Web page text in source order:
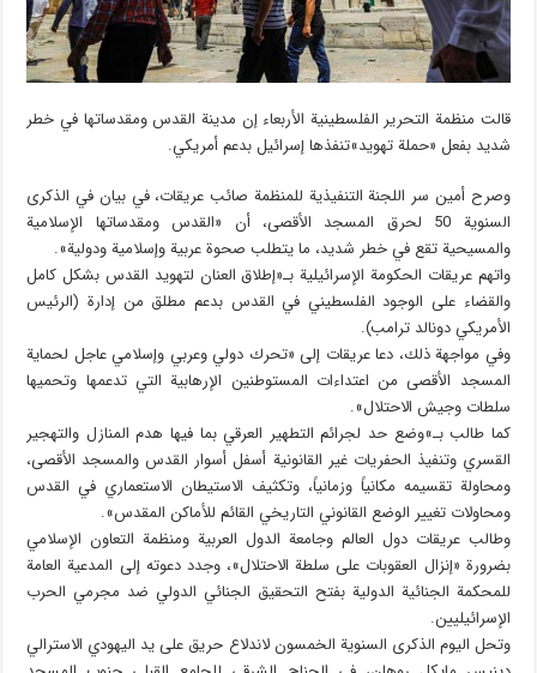
قالت منظمة التحرير الفلسطينية الأربعاء إن مدينة القدس ومقدساتها في خطر
شديد بفعل «حملة تهويد»تنفذها إسرائيل بدعم أمريكي.
وصرح أمين سر اللجنة التنفيذية للمنظمة صائب عريقات، في بيان في الذكرى
السنوية 50 لحرق المسجد الأقصى، أن «القدس ومقدساتها الإسلامية
والمسيحية تقع في خطر شديد، ما يتطلب صحوة عربية وإسلامية ودولية».
واتهم عريقات الحكومة الإسرائيلية بـ«إطلاق العنان لتهويد القدس بشكل كامل
والقضاء على الوجود الفلسطيني في القدس بدعم مطلق من إدارة (الرئيس
الأمريكي دونالد ترامب).
وفي مواجهة ذلك، دعا عريقات إلى «تحرك دولي وعربي وإسلامي عاجل لحماية
المسجد الأقصى من اعتداءات المستوطنين الإرهابية التي تدعمها وتحميها
سلطات وجيش الاحتلال».
كما طالب بـ»وضع حد لجرائم التطهير العرقي بما فيها هدم المنازل والتهجير
القسري وتنفيذ الحفريات غير القانونية أسفل أسوار القدس والمسجد الأقصى،
ومحاولة تقسيمه مكانياً وزمانياً، وتكثيف الاستيطان الاستعماري في القدس
ومحاولات تغيير الوضع القانوني التاريخي القائم للأماكن المقدس».
وطالب عريقات دول العالم وجامعة الدول العربية ومنظمة التعاون الإسلامي
بضرورة «إنزال العقوبات على سلطة الاحتلال»، وجدد دعوته إلى المدعية العامة
للمحكمة الجنائية الدولية بفتح التحقيق الجنائي الدولي ضد مجرمي الحرب
الإسرائيليين.
وتحل اليوم الذكرى السنوية الخمسون لاندلاع حريق على يد اليهودي الاسترالي